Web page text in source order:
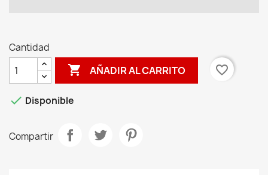
Cantidad
 AÑADIR AL CARRITO favorite_border
 Disponible
Compartir